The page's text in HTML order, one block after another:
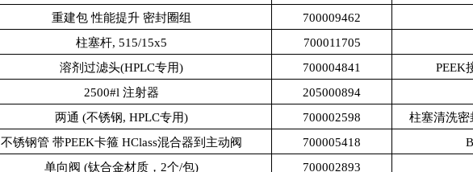
重建包 性能提升 密封圈组
700009462
柱塞杆, 515/15x5
700011705
溶剂过滤头(HPLC专用) 700004841
PEEK
2500#l 注射器
205000894
两通 (不锈钢, HPLC专用) 700002598
柱塞清洗密
不锈钢管 带PEEK卡箍 HClass混合器到主动阀 700005418
单向阀 (钛合金材质，2个/包) 700002893